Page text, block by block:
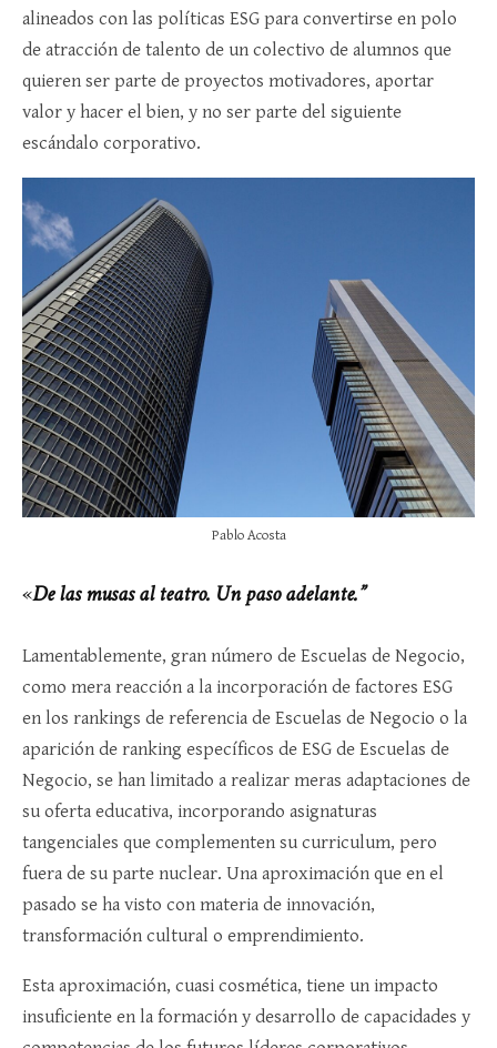
alineados con las políticas ESG para convertirse en polo
de atracción de talento de un colectivo de alumnos que
quieren ser parte de proyectos motivadores, aportar
valor y hacer el bien, y no ser parte del siguiente
escándalo corporativo.
Pablo Acosta
«De las musas al teatro. Un paso adelante.”
Lamentablemente, gran número de Escuelas de Negocio,
como mera reacción a la incorporación de factores ESG
en los rankings de referencia de Escuelas de Negocio o la
aparición de ranking específicos de ESG de Escuelas de
Negocio, se han limitado a realizar meras adaptaciones de
su oferta educativa, incorporando asignaturas
tangenciales que complementen su curriculum, pero
fuera de su parte nuclear. Una aproximación que en el
pasado se ha visto con materia de innovación,
transformación cultural o emprendimiento.
Esta aproximación, cuasi cosmética, tiene un impacto
insuficiente en la formación y desarrollo de capacidades y